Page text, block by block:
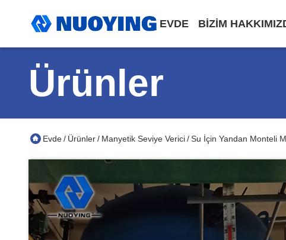
EVDE BIZIM
Ürünler
Evde/ Ürünler/ Manyetik Seviye Verici/Su İçin Yandan Monteli